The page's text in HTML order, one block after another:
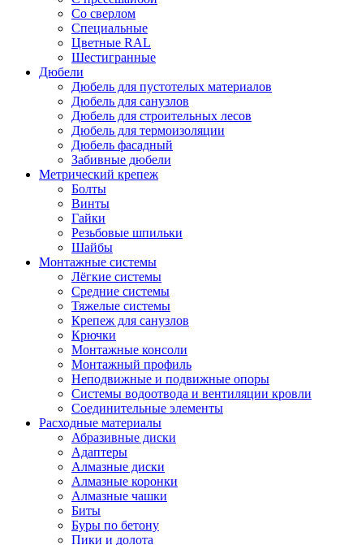
Со сверлом
Специальные
Цветные RAL
Шестигранные
Дюбели
Дюбель для пустотелых материалов
Дюбель для санузлов
Дюбель для строительных лесов
Дюбель для термоизоляции
Дюбель фасадный
Забивные дюбели
Метрический крепеж
Болты
Винты
Гайки
Резьбовые шпильки
Шайбы
Монтажные системы
Лёгкие системы
Средние системы
Тяжелые системы
Крепеж для санузлов
Крючки
Монтажные консоли
Монтажный профиль
Неподвижные и подвижные опоры
Системы водоотвода и вентиляции кровли
Соединительные элементы
Расходные материалы
Абразивные диски
Адаптеры
Алмазные диски
Алмазные коронки
Алмазные чашки
Биты
Буры по бетону
Пики и долота